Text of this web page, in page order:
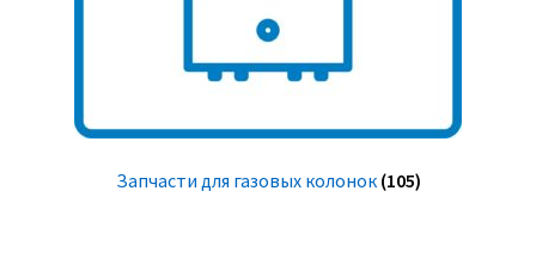
Запчасти для газовых колонок (105)